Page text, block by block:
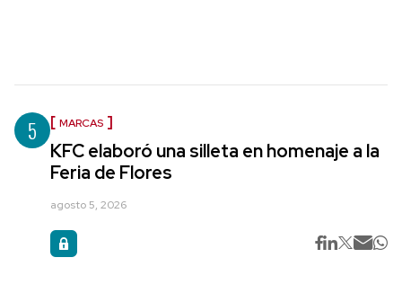
5 MARCAS
KFC elaboró una silleta en homenaje a la
Feria de Flores
agosto 5, 2026